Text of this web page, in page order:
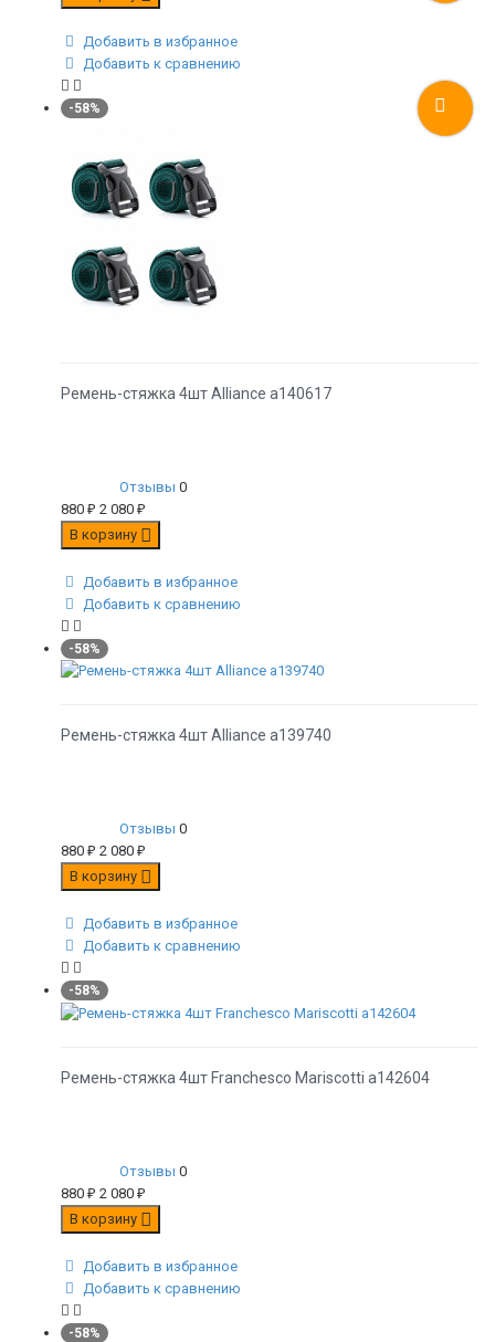
Добавить в избранное
Добавить к сравнению
-58%
Ремень-стяжка 4шт Alliance а140617
Отзывы 0
880 ₽ 2 080 ₽
В корзину
Добавить в избранное
Добавить к сравнению
-58%
Ремень-стяжка 4шт Alliance а139740
Отзывы 0
880 ₽ 2 080 ₽
В корзину
Добавить в избранное
Добавить к сравнению
-58%
Ремень-стяжка 4шт Franchesco Mariscotti а142604
Отзывы 0
880 ₽ 2 080 ₽
В корзину
Добавить в избранное
Добавить к сравнению
-58%